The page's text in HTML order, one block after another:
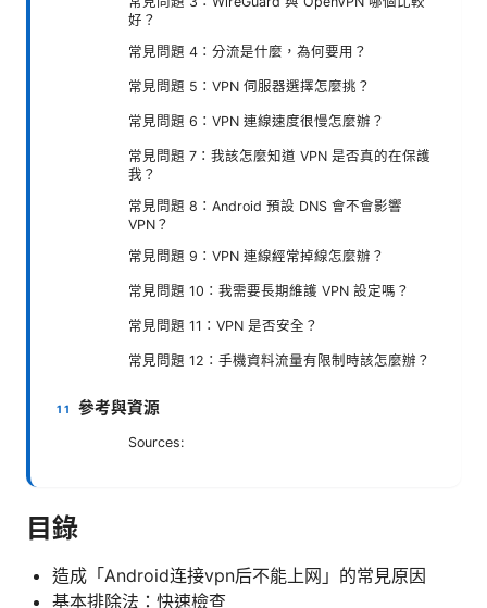
好？
常見問題 4：分流是什麼，為何要用？
常見問題 5：VPN 伺服器選擇怎麼挑？
常見問題 6：VPN 連線速度很慢怎麼辦？
常見問題 7：我該怎麼知道 VPN 是否真的在保護
我？
常見問題 8：Android 預設 DNS 會不會影響
VPN？
常見問題 9：VPN 連線經常掉線怎麼辦？
常見問題 10：我需要長期維護 VPN 設定嗎？
常見問題 11：VPN 是否安全？
常見問題 12：手機資料流量有限制時該怎麼辦？
參考與資源
Sources:
目錄
造成「Android连接vpn后不能上网」的常見原因
基本排除法：快速檢查